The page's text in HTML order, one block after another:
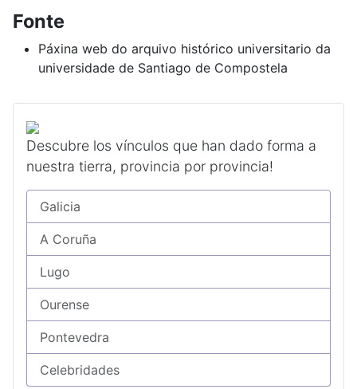
Fonte
Páxina web do arquivo histórico universitario da
universidade de Santiago de Compostela
Descubre los vínculos que han dado forma a
nuestra tierra, provincia por provincia!
Galicia
A Coruña
Lugo
Ourense
Pontevedra
Celebridades